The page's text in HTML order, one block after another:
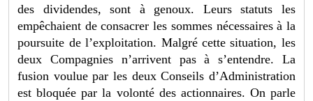
des dividendes, sont à genoux. Leurs statuts les
empêchaient de consacrer les sommes nécessaires à la
poursuite de l’exploitation. Malgré cette situation, les
deux Compagnies n’arrivent pas à s’entendre. La
fusion voulue par les deux Conseils d’Administration
est bloquée par la volonté des actionnaires. On parle